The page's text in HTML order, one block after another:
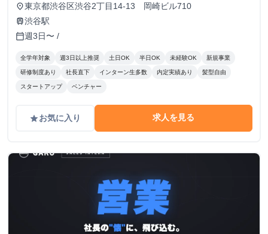
place東京都渋谷区渋谷2丁目14-13 岡崎ビル710
train渋谷駅
calendar_today週3日〜 /
全学年対象 週3日以上推奨 土日OK 半日OK 未経験OK 新規事業
研修制度あり 社長直下 インターン生多数 内定実績あり 髪型自由
スタートアップ ベンチャー
gradeお気に入り 求人を見る